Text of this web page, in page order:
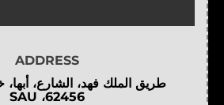
ADDRESS
طريق الملك فهد، الشارع،
62456، SAU